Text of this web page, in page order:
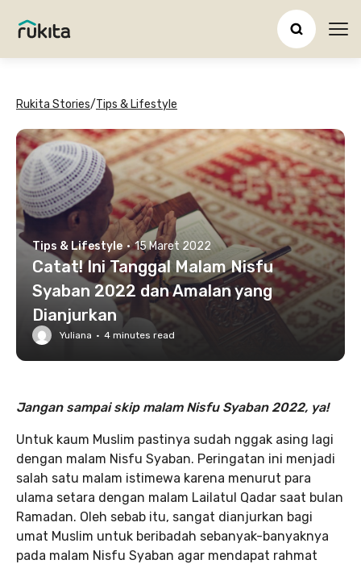
Rukita Stories/Tips & Lifestyle
Tips & Lifestyle · 15 Maret 2022
Catat! Ini Tanggal Malam Nisfu
Syaban 2022 dan Amalan yang
Dianjurkan
Yuliana · 4 minutes read
Jangan sampai skip malam Nisfu Syaban 2022, ya!
Untuk kaum Muslim pastinya sudah nggak asing lagi
dengan malam Nisfu Syaban. Peringatan ini menjadi
salah satu malam istimewa karena menurut para
ulama setara dengan malam Lailatul Qadar saat bulan
Ramadan. Oleh sebab itu, sangat dianjurkan bagi
umat Muslim untuk beribadah sebanyak-banyaknya
pada malam Nisfu Syaban agar mendapat rahmat